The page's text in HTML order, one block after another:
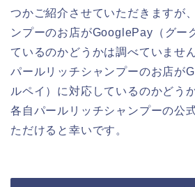
つかご紹介させていただきますが
ンプーのお店がGooglePay（グー
ているのかどうかは調べていませ
パールリッチシャンプーのお店が
ルペイ）に対応しているのかどう
各自パールリッチシャンプーの公
ただけると幸いです。